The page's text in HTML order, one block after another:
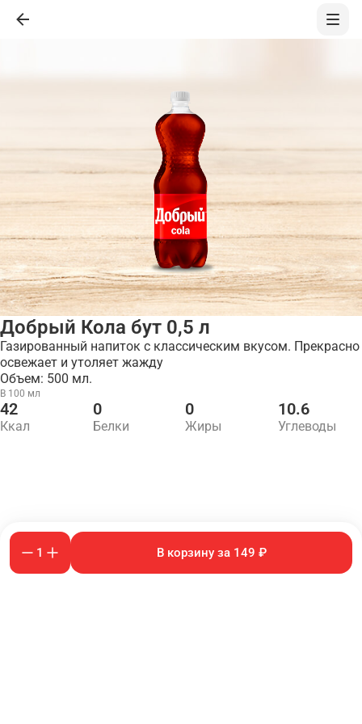
Добрый Кола бут 0,5 л
Газированный напиток с классическим вкусом. Прекрасно
освежает и утоляет жажду
Объем: 500 мл.
В 100 мл
42
Ккал
0
Белки
0
Жиры
10.6
Углеводы
1 В корзину за 149 ₽